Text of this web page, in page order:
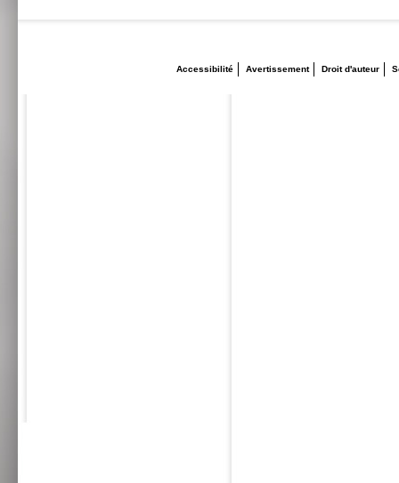
Accessibilité Avertissement Droit d'auteur